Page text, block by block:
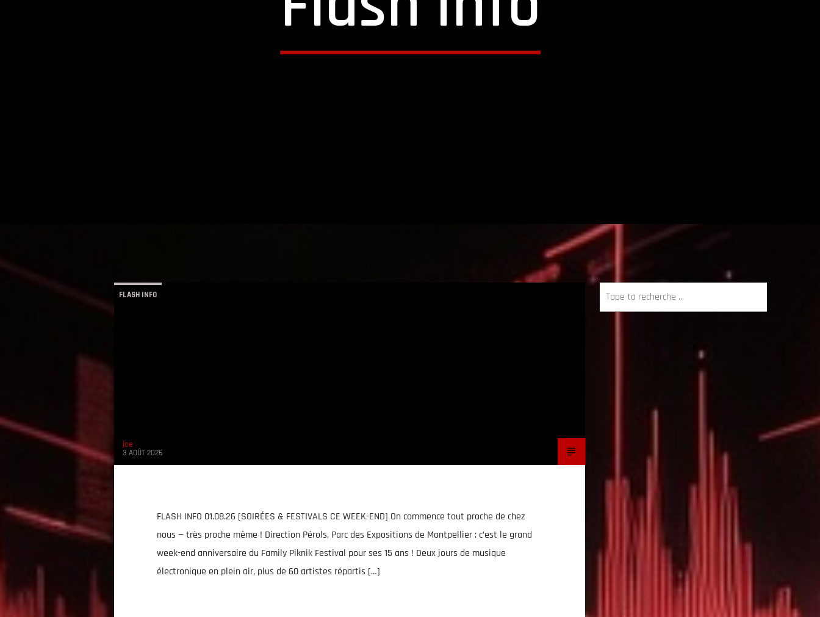
FLASH INFO
joe
3 AOÛT 2026
FLASH INFO 01.08.26 [SOIRÉES & FESTIVALS CE WEEK-END] On commence tout proche de chez
nous — très proche même ! Direction Pérols, Parc des Expositions de Montpellier : c’est le grand
week-end anniversaire du Family Piknik Festival pour ses 15 ans ! Deux jours de musique
électronique en plein air, plus de 60 artistes répartis […]